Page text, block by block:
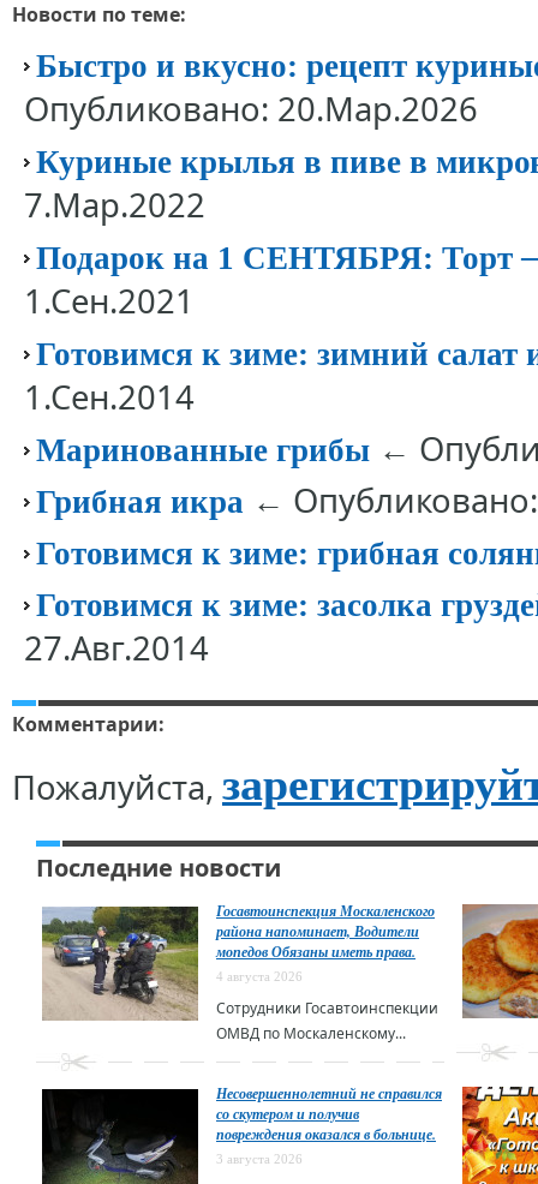
Новости по теме:
Быстро и вкусно: рецепт
Опубликовано: 20.Мар.2026
Куриные крылья в пиве в
7.Мар.2022
Подарок на 1 СЕНТЯБРЯ: Торт
1.Сен.2021
Готовимся к зиме: зимний салат
1.Сен.2014
Маринованные грибы ←
Грибная икра ←
Готовимся к зиме: грибная
Готовимся к зиме: засолка
27.Авг.2014
Комментарии:
Пожалуйста,
Последние новости
Госавтоинспекция Москаленского
района напоминает, Водители
мопедов Обязаны иметь права.
4 августа 2026
Сотрудники Госавтоинспекции
ОМВД по Москаленскому...
Несовершеннолетний не справился
со скутером и получив
повреждения оказался в больнице.
3 августа 2026